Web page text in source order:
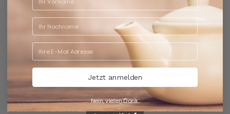
Cornflakes Chaos - Tee
Gentleman's Toffee® -
Jetzt anmelden
Nein, vielen Dank.